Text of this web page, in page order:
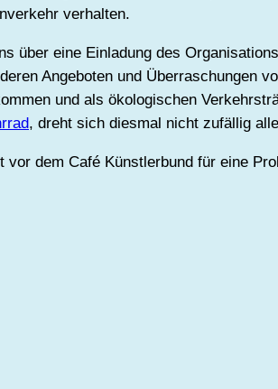
verhalten.
über eine Einladung des
Angeboten und Überraschungen
und als ökologischen
, dreht sich diesmal nicht zufällig
vor dem Café Künstlerbund für eine